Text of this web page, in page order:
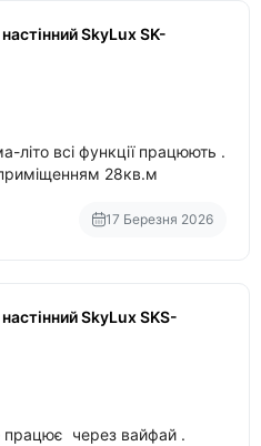
SkyLux SK-
літо всі функції працюють .
з приміщенням 28кв.м
17 Березня 2026
SkyLux SKS-
працює через вайфай .